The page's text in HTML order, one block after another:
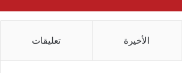
الأخيرة تعليقات